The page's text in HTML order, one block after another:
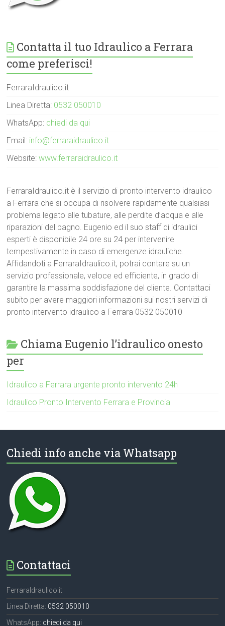
Contatta il tuo Idraulico a Ferrara
come preferisci!
FerraraIdraulico.it
Linea Diretta: 0532 050010
WhatsApp: chiedi da qui
Email: info@ferraraidraulico.it
Website:www.ferraraidraulico.it
FerraraIdraulico.it è il servizio di pronto intervento idraulico
a Ferrara che si occupa di risolvere rapidamente qualsiasi
problema legato alle tubature, alle perdite d’acqua e alle
riparazioni del bagno. Eugenio ed il suo staff di idraulici
esperti è disponibile 24 ore su 24 per intervenire
tempestivamente in caso di emergenze idrauliche.
Affidandoti a FerraraIdraulico.it, potrai contare su un
servizio professionale, veloce ed efficiente, in grado di
garantire la massima soddisfazione del cliente. Contattaci
subito per avere maggiori informazioni sui nostri servizi di
pronto intervento idraulico a Ferrara 0532 050010
Chiama Eugenio l’idraulico onesto
per
Idraulico a Ferrara urgente pronto intervento 24h
Idraulico Pronto Intervento Ferrara e Provincia
Chiedi info anche via Whatsapp
Contattaci
FerraraIdraulico.it
Linea Diretta: 0532 050010
WhatsApp: chiedi da qui